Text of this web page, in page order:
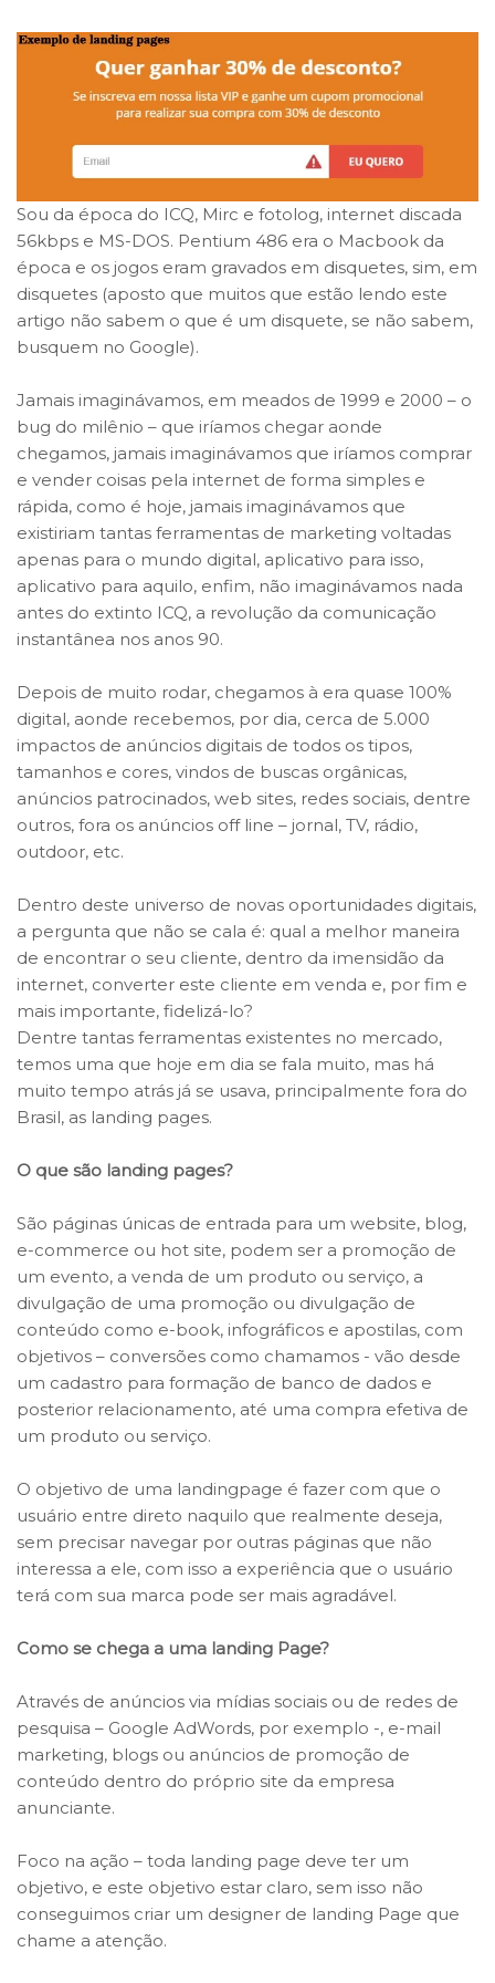
Sou da época do ICQ, Mirc e fotolog, internet discada
56kbps e MS-DOS. Pentium 486 era o Macbook da
época e os jogos eram gravados em disquetes, sim, em
disquetes (aposto que muitos que estão lendo este
artigo não sabem o que é um disquete, se não sabem,
busquem no Google).
Jamais imaginávamos, em meados de 1999 e 2000 – o
bug do milênio – que iríamos chegar aonde
chegamos, jamais imaginávamos que iríamos comprar
e vender coisas pela internet de forma simples e
rápida, como é hoje, jamais imaginávamos que
existiriam tantas ferramentas de marketing voltadas
apenas para o mundo digital, aplicativo para isso,
aplicativo para aquilo, enfim, não imaginávamos nada
antes do extinto ICQ, a revolução da comunicação
instantânea nos anos 90.
Depois de muito rodar, chegamos à era quase 100%
digital, aonde recebemos, por dia, cerca de 5.000
impactos de anúncios digitais de todos os tipos,
tamanhos e cores, vindos de buscas orgânicas,
anúncios patrocinados, web sites, redes sociais, dentre
outros, fora os anúncios off line – jornal, TV, rádio,
outdoor, etc.
Dentro deste universo de novas oportunidades digitais,
a pergunta que não se cala é: qual a melhor maneira
de encontrar o seu cliente, dentro da imensidão da
internet, converter este cliente em venda e, por fim e
mais importante, fidelizá-lo?
Dentre tantas ferramentas existentes no mercado,
temos uma que hoje em dia se fala muito, mas há
muito tempo atrás já se usava, principalmente fora do
Brasil, as landing pages.
O que são landing pages?
São páginas únicas de entrada para um website, blog,
e-commerce ou hot site, podem ser a promoção de
um evento, a venda de um produto ou serviço, a
divulgação de uma promoção ou divulgação de
conteúdo como e-book, infográficos e apostilas, com
objetivos – conversões como chamamos - vão desde
um cadastro para formação de banco de dados e
posterior relacionamento, até uma compra efetiva de
um produto ou serviço.
O objetivo de uma landingpage é fazer com que o
usuário entre direto naquilo que realmente deseja,
sem precisar navegar por outras páginas que não
interessa a ele, com isso a experiência que o usuário
terá com sua marca pode ser mais agradável.
Como se chega a uma landing Page?
Através de anúncios via mídias sociais ou de redes de
pesquisa – Google AdWords, por exemplo -, e-mail
marketing, blogs ou anúncios de promoção de
conteúdo dentro do próprio site da empresa
anunciante.
Foco na ação – toda landing page deve ter um
objetivo, e este objetivo estar claro, sem isso não
conseguimos criar um designer de landing Page que
chame a atenção.